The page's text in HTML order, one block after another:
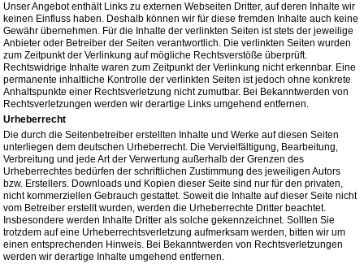
Unser Angebot enthält Links zu externen Webseiten Dritter, auf deren Inhalte wir
keinen Einfluss haben. Deshalb können wir für diese fremden Inhalte auch keine
Gewähr übernehmen. Für die Inhalte der verlinkten Seiten ist stets der jeweilige
Anbieter oder Betreiber der Seiten verantwortlich. Die verlinkten Seiten wurden
zum Zeitpunkt der Verlinkung auf mögliche Rechtsverstöße überprüft.
Rechtswidrige Inhalte waren zum Zeitpunkt der Verlinkung nicht erkennbar. Eine
permanente inhaltliche Kontrolle der verlinkten Seiten ist jedoch ohne konkrete
Anhaltspunkte einer Rechtsverletzung nicht zumutbar. Bei Bekanntwerden von
Rechtsverletzungen werden wir derartige Links umgehend entfernen.
Urheberrecht
Die durch die Seitenbetreiber erstellten Inhalte und Werke auf diesen Seiten
unterliegen dem deutschen Urheberrecht. Die Vervielfältigung, Bearbeitung,
Verbreitung und jede Art der Verwertung außerhalb der Grenzen des
Urheberrechtes bedürfen der schriftlichen Zustimmung des jeweiligen Autors
bzw. Erstellers. Downloads und Kopien dieser Seite sind nur für den privaten,
nicht kommerziellen Gebrauch gestattet. Soweit die Inhalte auf dieser Seite nicht
vom Betreiber erstellt wurden, werden die Urheberrechte Dritter beachtet.
Insbesondere werden Inhalte Dritter als solche gekennzeichnet. Sollten Sie
trotzdem auf eine Urheberrechtsverletzung aufmerksam werden, bitten wir um
einen entsprechenden Hinweis. Bei Bekanntwerden von Rechtsverletzungen
werden wir derartige Inhalte umgehend entfernen.